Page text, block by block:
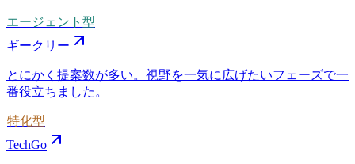
エージェント型
ギークリー
とにかく提案数が多い。視野を一気に広げたいフェーズで一
番役立ちました。
特化型
TechGo